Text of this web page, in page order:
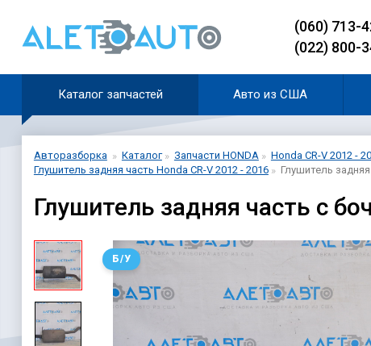
(060) 713-
(022) 800-
Каталог запчастей Авто из США
Авторазборка Каталог Запчасти HONDA Honda CR-V 2012 -
Глушитель задняя часть Honda CR-V 2012 - 2016
Глушитель
Глушитель задняя часть с
Б/У